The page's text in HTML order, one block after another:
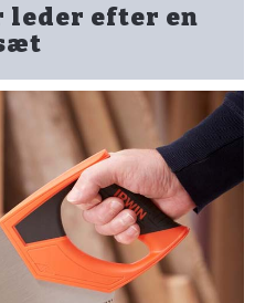
leder efter en